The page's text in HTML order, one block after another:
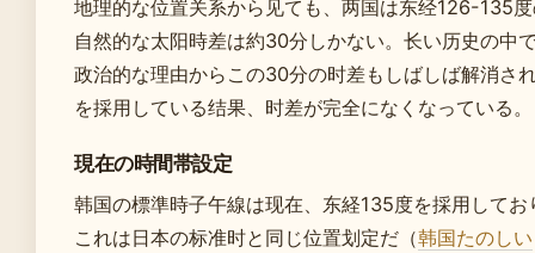
地理的な位置关系から见ても、两国は东经126-135
自然的な太阳時差は約30分しかない。长い历史の中
政治的な理由からこの30分の时差もしばしば解消さ
を採用している结果、时差が完全になくなっている。
現在の時間帯設定
韩国の標準時子午線は现在、东経135度を採用してお
これは日本の标准时と同じ位置划定だ（韩国たのしい